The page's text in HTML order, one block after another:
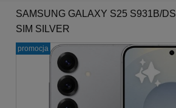
SAMSUNG GALAXY S25 S931B/
SIM SILVER
promocja